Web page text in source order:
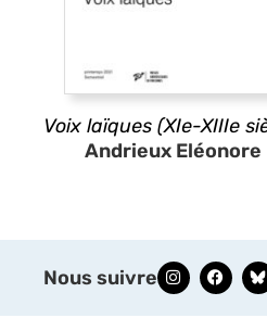
Voix laïques (XIe-XIIIe
Andrieux Eléonore
Nous suivre